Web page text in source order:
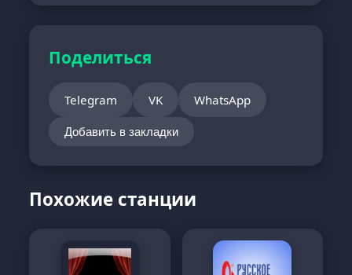
Поделиться
Telegram VK WhatsApp
Добавить в закладки
Похожие станции